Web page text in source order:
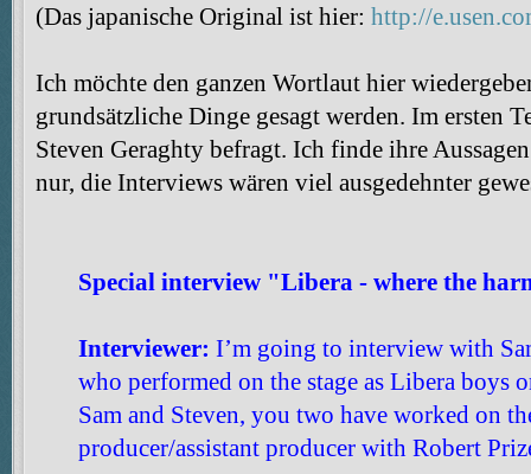
(Das japanische Original ist hier: http://
Ich möchte den ganzen Wortlaut hier
grundsätzliche Dinge gesagt werden. Im ersten
Steven Geraghty befragt. Ich finde ihre
nur, die Interviews wären viel ausgedehnter
Special interview "Libera - where the
Interviewer: I’m going to interview with
who performed on the stage as Libera boys
Sam and Steven, you two have worked on
producer/assistant producer with Robert